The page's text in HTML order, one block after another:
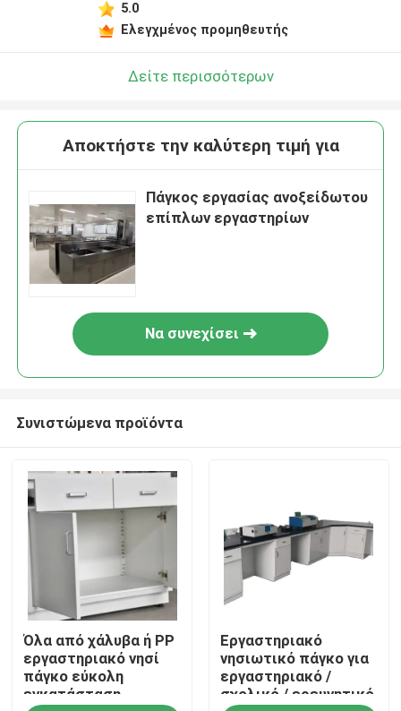
Σπίτι
Προϊόντα
Περίπου εμείς
5.0
Ελεγχμένος προμηθευτής
Δείτε περισσότερων
Αποκτήστε την καλύτερη τιμή για
Πάγκος εργασίας ανοξείδωτου
επίπλων εργαστηρίων
Να συνεχίσει
Συνιστώμενα προϊόντα
Όλα από χάλυβα ή PP
εργαστηριακό νησί
πάγκο εύκολη
εγκατάσταση
Εργαστηριακό
νησιωτικό πάγκο για
εργαστηριακό /
σχολικό / ερευνητικό